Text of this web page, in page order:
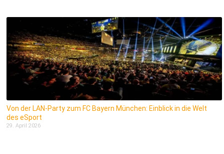
Von der LAN-Party zum FC Bayern München: Einblick in die Welt
des eSport
29. April 2026